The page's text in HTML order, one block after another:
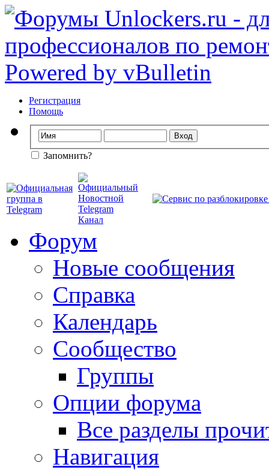
Регистрация
Помощь
Запомнить?
Форум
Новые сообщения
Справка
Календарь
Сообщество
Группы
Опции форума
Все разделы
Навигация